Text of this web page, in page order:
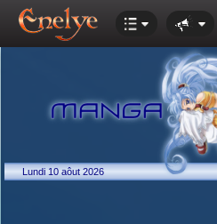
Lundi 10 aôut 2026